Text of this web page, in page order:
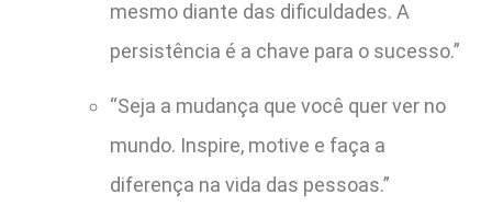
mesmo diante das dificuldades. A
persistência é a chave para o sucesso.”
“Seja a mudança que você quer ver no
mundo. Inspire, motive e faça a
diferença na vida das pessoas.”